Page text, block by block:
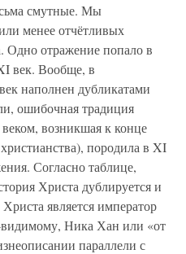
смутные. Мы
менее отчётливых
Одно отражение попало в
век. Вообще, в
наполнен дубликатами
ошибочная традиция
возникшая к конце
породила в XI
Согласно таблице,
Христа дублируется и
является император
Ника Хан или «от
параллели с